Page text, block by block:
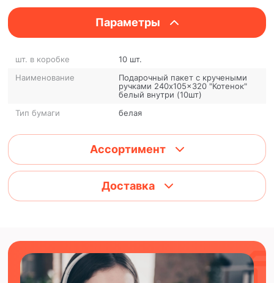
Параметры
шт. в коробке
10 шт.
Наименование
Подарочный пакет с кручеными
ручками 240x105x320 "Котенок"
белый внутри (10шт)
Тип бумаги
белая
Ассортимент
Доставка